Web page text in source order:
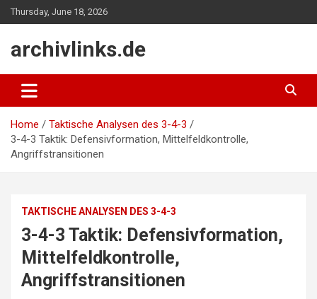
Skip
to
Thursday, June 18, 2026
archivlinks.de
Home
Taktische Analysen des 3-4-3
3-4-3 Taktik: Defensivformation, Mittelfeldkontrolle,
Angriffstransitionen
TAKTISCHE ANALYSEN DES 3-4-3
3-4-3 Taktik: Defensivformation,
Mittelfeldkontrolle,
Angriffstransitionen